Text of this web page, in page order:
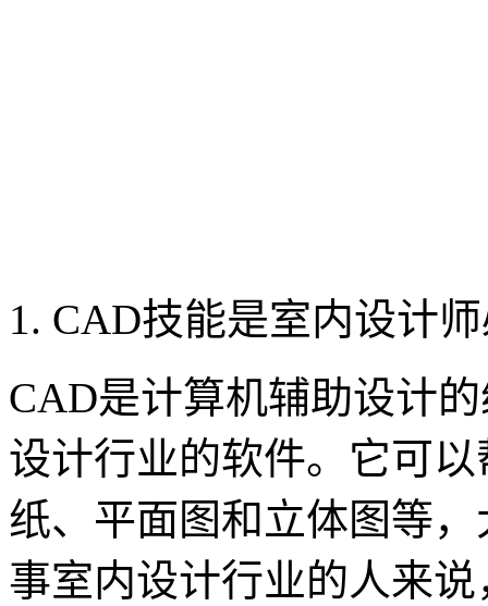
1. CAD技能是室内设计
CAD是计算机辅助设计
设计行业的软件。它可
纸、平面图和立体图等
事室内设计行业的人来